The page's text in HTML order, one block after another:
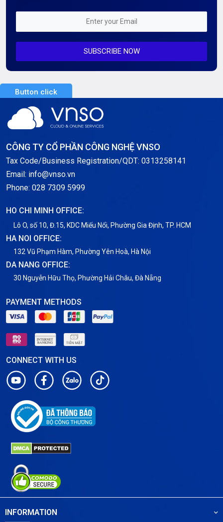
Mỗi tuần 01 Server
Server Dedicated (Máy chủ riêng)
Server GPU
Server Windows
Notification
Thông tin chung
Tin tức
VNPT
SUBSCRIBE NOW
Button click
CÔNG TY CỔ PHẦN CÔNG NGHỆ VNSO
Tax Code/Business Registration/QDT: 0313258141
Email: info@vnso.vn
Phone: 028 7309 5999
HO CHI MINH OFFICE:
Lô O, số 10, Đ.15, KDC Miếu Nổi, Phường Gia Định, TP. HCM
HA NOI OFFICE:
132 Vũ Phạm Hàm, Phường Yên Hoà, Hà Nội
DA NANG OFFICE:
30 Nguyễn Hữu Thọ, Phường Hải Châu, Đà Nẵng
PAYMENT METHODS
CONNECT WITH US
INFORMATION